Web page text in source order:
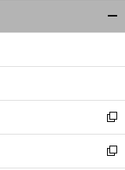
ィ
ン
ウ
開
く
新
し
い
新